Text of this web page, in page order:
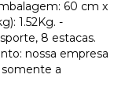
60 cm x
1.52Kg. -
8 estacas.
nossa empresa
a